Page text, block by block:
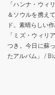
「ハンナ・ウィ
＆ソウルを携え
ド。素晴らしい
「ミズ・ウィリ
つき。今日に蘇
たアルバム」 /